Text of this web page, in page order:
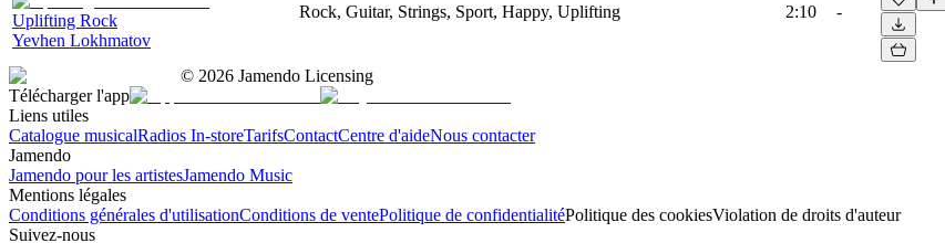
Uplifting Rock
Yevhen Lokhmatov
Rock, Guitar, Strings, Sport, Happy, Uplifting 2:10 -
© 2026 Jamendo Licensing
Télécharger l'app
Liens utiles
Catalogue musicalRadios In-storeTarifsContactCentre d'aideNous contacter
Jamendo
Jamendo pour les artistesJamendo Music
Mentions légales
Conditions générales d'utilisationConditions de ventePolitique de confidentialitéPolitique des cookiesViolation de droits d'auteur
Suivez-nous